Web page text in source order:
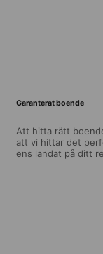
Garanterat boende
Att hitta rätt
att vi hittar det
ens landat på ditt